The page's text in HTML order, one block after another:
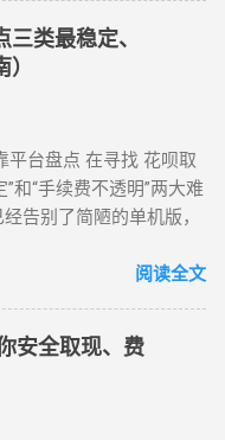
配 ▶ 淘宝 / 天猫（五星
态内闭环操作） 操
品（3C 数码 / 家电等高
协商 “7 天无理由退货”
使用商品退货，需保留
铺高频退货 ▶ 美团 / 大
★★★★☆（支持境外手
付后，立即申请 “未消费
1-3 个工作日，手续费
支持香港 / 澳门等境外
近 3 个月无违规记录）
台名称 安全指数 手续
买 “电子礼品卡” 后
类最稳定、
平台盘点 在寻找 花呗取
和“手续费不透明”两大难
告别了简陋的单机版，
券回收平台。平均费率
，甚至面临信息泄露风
跃且稳定的三类取现工
模式分类 App 模式 核心
支付、XX 回款系统 秒
阅读全文
安全取现、费